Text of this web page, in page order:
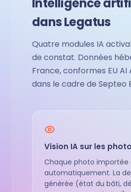
dans Legatus
Quatre modules IA
de constat. Données
France, conformes EU AI
dans le cadre de Septeo
Vision IA sur les
Chaque photo importée
automatiquement. La
générée (état du bâti,